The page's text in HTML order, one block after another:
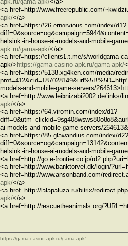
apk.ru/gama-apk/</a>
<a href=http://www.freerepublic.com/
apk/</a>
<a href=https://26.ernorvious.com/index/d1?
helsinki-in-house-ai-models-and-mobile-
apk.ru/gama-apk/</a>
<a href=https://clients1.t.me/s/worldgama-
apk/> https://gama-casino-apk.ru/gama-apk/
<a href=https://5138.xg4ken.com/media/
models-and-mobile-game-servers/264613>
<a href=http://www.leibnizabi2002.de/links/
apk/</a>
<a href=https://64.viromin.com/index/d1?
ai-models-and-mobile-game-servers/
<a href=https://85.glawandius.com/index/d2?
helsinki-in-house-ai-models-and-mobile-
<a href=http://go.e-frontier.co.jp/
<a href=http://www.banktorvet.dk/login/
<a href=http://www.ansonband.com/
apk/</a>
<a href=http://lalapaluza.ru/bitrix/
apk/</a>
<a href=http://rescuetheanimals.org/
https://gama-casino-apk.ru/gama-apk/